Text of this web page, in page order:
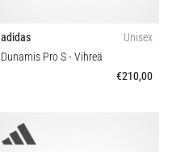
adidas
Unisex
Dunamis Pro S- Vihreä
€210,00